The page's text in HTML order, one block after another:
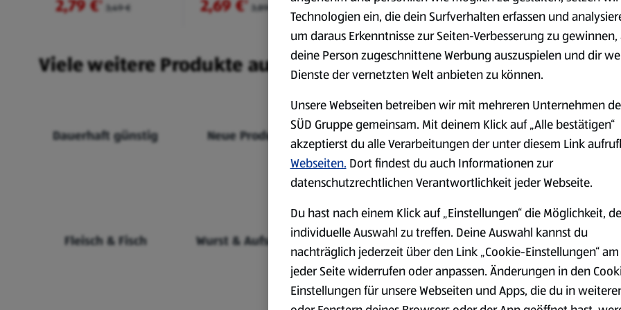
2,79 €² 3,49 € 2,69 €² 3,89 € 0,79 €² 1,29 € 2,79 €² 3,49 €
Viele weitere Produkte aus unserem Sortiment.
Dauerhaft günstig Neue Produkte Markenprodukte Bio-Produkte
Fleisch & Fisch Wurst & Aufschnitt Käse
Milchprodukte &
Eier
Technologien ein, die dein Surfverhalten erfassen und
um daraus Erkenntnisse zur Seiten-Verbesserung zu gewinnen,
deine Person zugeschnittene Werbung auszuspielen und dir
Dienste der vernetzten Welt anbieten zu können.
Unsere Webseiten betreiben wir mit mehreren Unternehmen
SÜD Gruppe gemeinsam. Mit deinem Klick auf „Alle bestätigen“
akzeptierst du alle Verarbeitungen der unter diesem Link
Webseiten. Dort findest du auch Informationen zur
datenschutzrechtlichen Verantwortlichkeit jeder Webseite.
Du hast nach einem Klick auf „Einstellungen“ die Möglichkeit,
individuelle Auswahl zu treffen. Deine Auswahl kannst du
nachträglich jederzeit über den Link „Cookie-Einstellungen“
jeder Seite widerrufen oder anpassen. Änderungen in den
Einstellungen für unsere Webseiten und Apps, die du in